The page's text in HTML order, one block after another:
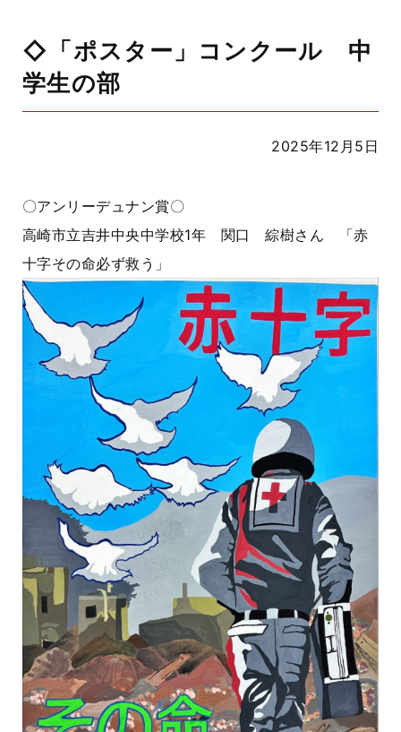
◇「ポスター」コンクール 中
学生の部
2025年12月5日
〇アンリーデュナン賞〇
高崎市立吉井中央中学校1年 関口 綜樹さん 「赤
十字その命必ず救う」